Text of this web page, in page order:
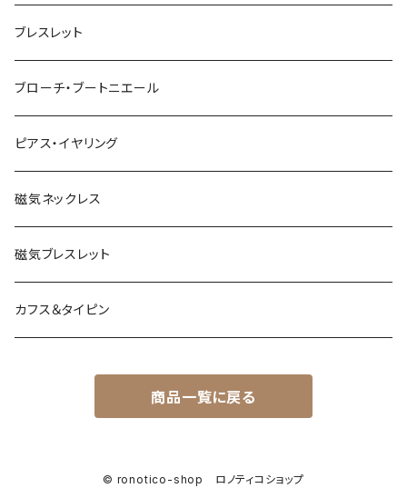
ブレスレット
ブローチ・ブートニエール
ピアス・イヤリング
磁気ネックレス
磁気ブレスレット
カフス＆タイピン
商品一覧に戻る
© ronotico-shop ロノティコショップ